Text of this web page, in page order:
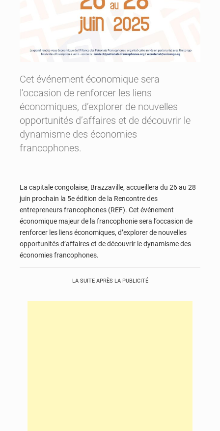
Cet événement économique sera
l’occasion de renforcer les liens
économiques, d’explorer de nouvelles
opportunités d’affaires et de découvrir le
dynamisme des économies
francophones.
La capitale congolaise, Brazzaville, accueillera du 26 au 28
juin prochain la 5e édition de la Rencontre des
entrepreneurs francophones (REF). Cet événement
économique majeur de la francophonie sera l’occasion de
renforcer les liens économiques, d’explorer de nouvelles
opportunités d’affaires et de découvrir le dynamisme des
économies francophones.
LA SUITE APRÈS LA PUBLICITÉ